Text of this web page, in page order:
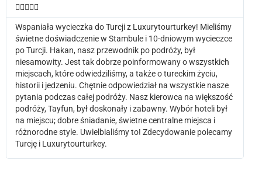

Wspaniała wycieczka do Turcji z Luxurytourturkey! Mieliśmy
świetne doświadczenie w Stambule i 10-dniowym wycieczce
po Turcji. Hakan, nasz przewodnik po podróży, był
niesamowity. Jest tak dobrze poinformowany o wszystkich
miejscach, które odwiedziliśmy, a także o tureckim życiu,
historii i jedzeniu. Chętnie odpowiedział na wszystkie nasze
pytania podczas całej podróży. Nasz kierowca na większość
podróży, Tayfun, był doskonały i zabawny. Wybór hoteli był
na miejscu; dobre śniadanie, świetne centralne miejsca i
różnorodne style. Uwielbialiśmy to! Zdecydowanie polecamy
Turcję i Luxurytourturkey.